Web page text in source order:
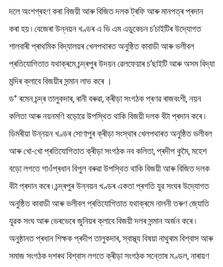
দলে অংশগ্ৰহণ কৰা বিজয়ী আৰু বিজিত দলক ট্ৰফি আৰু মানপত্ৰ প্ৰদান
কৰা হয় ৷ বেজেৰা উন্নয়ন খণ্ডৰ এ ভি এম এডুকেচন চ’চাইটিৰ উদ্যোগত
শালবাৰী প্ৰাথমিক বিদ্যালয়ৰ খেলপথাৰত অনুষ্ঠিত কাবাডী আৰু ভলীবল
প্ৰতিযোগিতাত যথাক্ৰমে চন্দ্ৰপুৰ উদয়ন ৱেলফেয়াৰ চ’ছাইটি আৰু অসম বিদ্যা
মন্দিৰ ক্লাবে বিজয়ীৰ সন্মান লাভ কৰে ।
ড° ৰমেন চন্দ্ৰ তালুকদাৰ, ৰানী বৰুৱা, ক্ৰীড়া সংগঠক প্ৰণৱ ৰাজবংশী, নয়ন
কলিতা আৰু নয়নমণি বড়োৱে উপস্থিত থাকি বিজয়ী দলক বঁটা প্ৰদান কৰে ৷
ডিমৰীয়া উন্নয়ন খণ্ডৰ সোণাপুৰ ক্ৰীড়া সংস্থাৰ খেলপথাৰত অনুষ্ঠিত ভলীবল
আৰু খো-খো প্ৰতিযোগিতাত ক্ৰীড়া সংগঠক নব কলিতা, প্ৰদীপ কুমৈ, মহেশ
বড়ো লগতে গাওঁপ্ৰধান বিপুল বৰুৱা উপস্থিত থাকি বিজয়ী আৰু বিজিত দলক
বঁটা প্ৰদান কৰে ৷ চন্দ্ৰপুৰ উন্নয়ন খণ্ডৰ একতা প্ৰগতি যুৱ সংঘৰ উদ্যোগত
অনুষ্ঠিত কাবাডী আৰু ভলীবল প্ৰতিযোগিতাত যথাক্ৰমে নালনী তৰুণ জ্যোতি
যুৱক সংঘ আৰু ভেৰভেৰে জুনিয়ৰ ক্লাবে বিজয়ী দলৰ সন্মান অৰ্জন কৰে ৷
অনুষ্ঠানত প্ৰধান শিক্ষক প্ৰদীপ তালুকদাৰ, স্বাস্থ্য বিষয়া নাথুৰাম বিশ্বাস আৰু
সমাজ সংগঠক দশৰথ বিশ্বাস লগতে ক্ৰীড়া সংগঠক সন্তোষ মণ্ডল, নাৰায়ণ